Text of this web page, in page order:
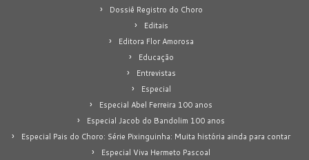
Dossiê Registro do Choro
Editais
Editora Flor Amorosa
Educação
Entrevistas
Especial
Especial Abel Ferreira 100 anos
Especial Jacob do Bandolim 100 anos
Especial Pais do Choro: Série Pixinguinha: Muita história ainda para contar
Especial Viva Hermeto Pascoal